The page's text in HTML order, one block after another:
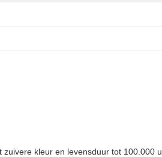
kleur en levensduur tot 100.000